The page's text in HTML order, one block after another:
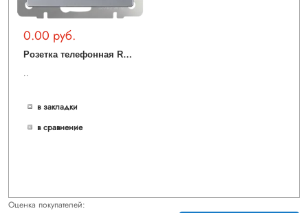
0.00 руб.
Р
озетка телефонная RJ-11 и Еthernet RJ-45 (серебряный) WL06-RJ11+RJ45
..
в закладки
в сравнение
Оценка покупателей: